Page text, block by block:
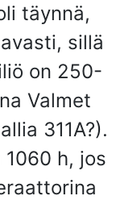
täynnä,
sillä
on 250-
Valmet
311A?).
h, jos